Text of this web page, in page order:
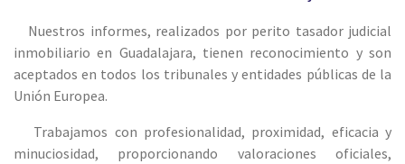
Nuestros informes, realizados por perito tasador judicial
inmobiliario en Guadalajara, tienen reconocimiento y son
aceptados en todos los tribunales y entidades públicas de la
Unión Europea.
Trabajamos con profesionalidad, proximidad, eficacia y
minuciosidad, proporcionando valoraciones oficiales,